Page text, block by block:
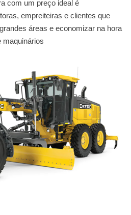
com um preço ideal é
empreiteiras e clientes que
áreas e economizar na hora
maquinários